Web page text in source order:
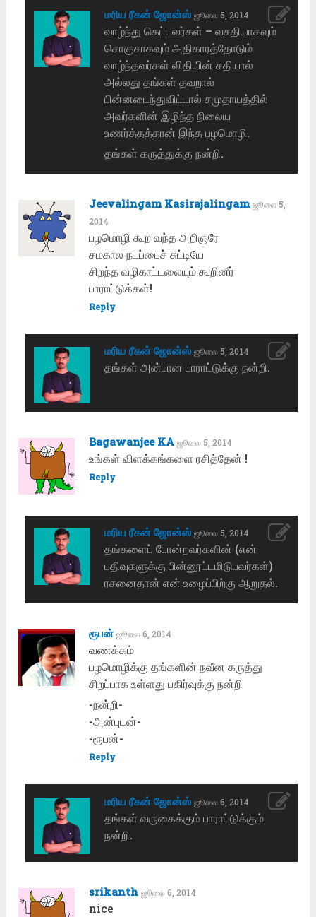
மரிய ரீகன் ஜோன்ஸ் ஜூலை 5, 2014
வாழ்ந்து கெட்டவர்கள் – வசதியாகவும்
சொகுசாகவும் அதிகாரத்தோடும்
வாழ்ந்தவர்கள் விதியின் சதியால்
அல்லது தங்கள் தவறால்
பின்னடைந்துவிட்டால் சமுதாயத்தில்
அவர்களின் இழிந்த நிலைய
உணர்த்தத்தான் இந்த பழமொழி.
தங்கள் கருத்துக்கு நன்றி.
Jeevalingam Kasirajalingam ஜூலை 5,
2014
பழமொழி கூற வந்த அறிஞரே
சமகால நடப்பைச் சுட்டியே
சிறந்த வழிகாட்டலையும் கூறினீர்
பாராட்டுக்கள்!
Reply
மரிய ரீகன் ஜோன்ஸ் ஜூலை 5, 2014
தங்கள் அன்பான பாராட்டுக்கு நன்றி.
Bagawanjee KA ஜூலை 5, 2014
உங்கள் விளக்கங்களை ரசித்தேன் !
Reply
மரிய ரீகன் ஜோன்ஸ் ஜூலை 5, 2014
தங்களைப் போன்றவர்களின் (என்
பதிவுகளுக்கு பின்னூட்டமிடுபவர்கள்)
ரசனைதான் என் உழைப்பிற்கு ஆறுதல்.
ரூபன் ஜூலை 6, 2014
வணக்கம்
பழமொழிக்கு தங்களின் நவீன கருத்து
சிறப்பாக உள்ளது பகிர்வுக்கு நன்றி
-நன்றி-
-அன்புடன்-
-ரூபன்-
Reply
மரிய ரீகன் ஜோன்ஸ் ஜூலை 6, 2014
தங்கள் வருகைக்கும் பாராட்டுக்கும்
நன்றி.
srikanth ஜூலை 6, 2014
nice